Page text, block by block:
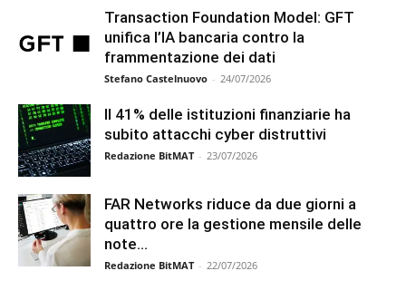
Transaction Foundation Model: GFT
unifica l’IA bancaria contro la
frammentazione dei dati
Stefano Castelnuovo - 24/07/2026
Il 41% delle istituzioni finanziarie ha
subito attacchi cyber distruttivi
Redazione BitMAT - 23/07/2026
FAR Networks riduce da due giorni a
quattro ore la gestione mensile delle
note...
Redazione BitMAT - 22/07/2026